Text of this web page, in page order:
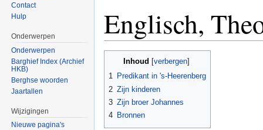
Englisch,
Inhoud verbergen]
1 Predikant in 's-Heerenberg
2 Zijn kinderen
3 Zijn broer Johannes
4 Bronnen
Contact
Hulp
Onderwerpen
Onderwerpen
Barghief Index (Archief
HKB)
Berghse woorden
Jaartallen
Wijzigingen
Nieuwe pagina's